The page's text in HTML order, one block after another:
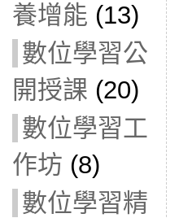
養增能 (13)
數位學習公
開授課 (20)
數位學習工
作坊 (8)
數位學習精